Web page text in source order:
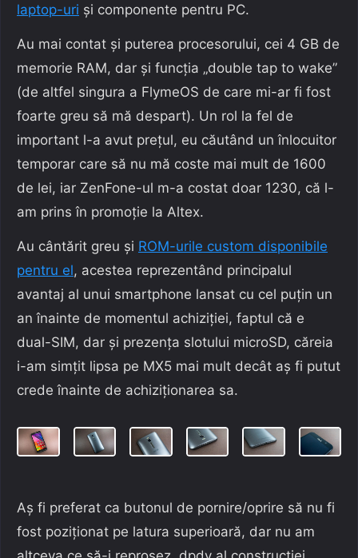
laptop-uri și componente pentru PC.
Au mai contat și puterea procesorului, cei 4 GB de
memorie RAM, dar și funcția „double tap to wake”
(de altfel singura a FlymeOS de care mi-ar fi fost
foarte greu să mă despart). Un rol la fel de
important l-a avut prețul, eu căutând un înlocuitor
temporar care să nu mă coste mai mult de 1600
de lei, iar ZenFone-ul m-a costat doar 1230, că l-
am prins în promoție la Altex.
Au cântărit greu și ROM-urile custom disponibile
pentru el, acestea reprezentând principalul
avantaj al unui smartphone lansat cu cel puțin un
an înainte de momentul achiziției, faptul că e
dual-SIM, dar și prezența slotului microSD, căreia
i-am simțit lipsa pe MX5 mai mult decât aș fi putut
crede înainte de achiziționarea sa.
Aș fi preferat ca butonul de pornire/oprire să nu fi
fost poziționat pe latura superioară, dar nu am